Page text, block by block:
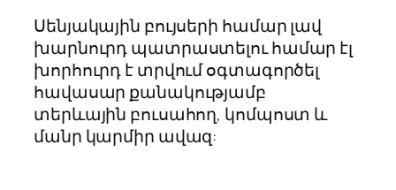
Սենյակային բույսերի համար լավ
խարնուրդ պատրաստելու համար էլ
խորհուրդ է տրվում օգտագործել
հավասար քանակությամբ
տերևային բուսահող, կոմպոստ և
մանր կարմիր ավազ: